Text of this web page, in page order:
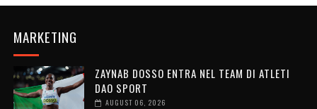
MARKETING
ZAYNAB DOSSO ENTRA NEL TEAM DI ATLETI
DAO SPORT
AUGUST 06, 2026